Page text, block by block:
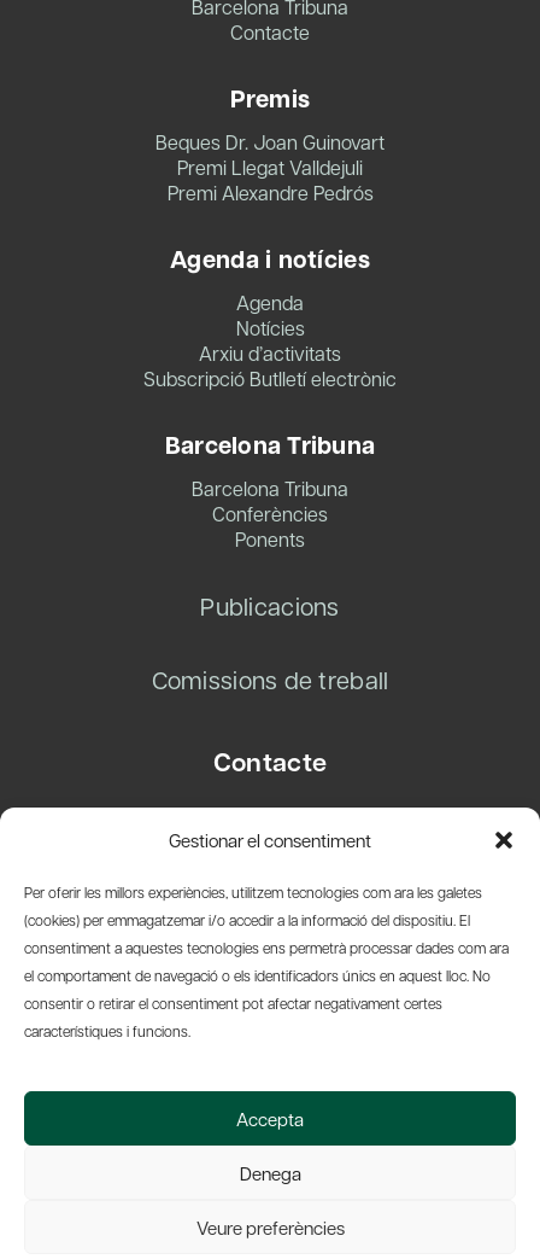
Gestionar el consentiment
Per oferir les millors experiències, utilitzem tecnologies com ara les galetes
(cookies) per emmagatzemar i/o accedir a la informació del dispositiu. El
consentiment a aquestes tecnologies ens permetrà processar dades com ara
el comportament de navegació o els identificadors únics en aquest lloc. No
consentir o retirar el consentiment pot afectar negativament certes
característiques i funcions.
Accepta
Denega
Veure preferències
Barcelona Tribuna
Contacte
Premis
Beques Dr. Joan Guinovart
Premi Llegat Valldejuli
Premi Alexandre Pedrós
Agenda i notícies
Agenda
Notícies
Arxiu d’activitats
Subscripció Butlletí electrònic
Barcelona Tribuna
Barcelona Tribuna
Conferències
Ponents
Publicacions
Comissions de treball
Contacte
08003 Barcelona
info@amicsdelpais.com
Suscripció Newsletter
© 2026 Societat Econòmica Barcelonesa d'Amics del País
Web by Ideamatic